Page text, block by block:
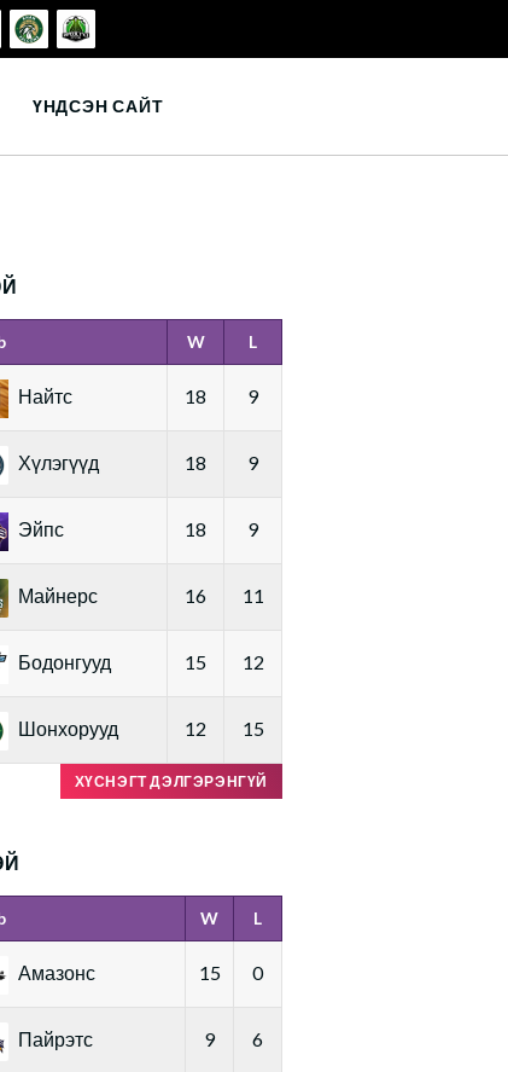
ҮНДСЭН САЙТ
W L
Найтс 18 9
Хүлэгүүд 18 9
Эйпс 18 9
Майнерс 16 11
Бодонгууд 15 12
Шонхорууд 12 15
ХҮСНЭГТ ДЭЛГЭРЭНГҮЙ
W L
Амазонс 15 0
Пайрэтс 9 6